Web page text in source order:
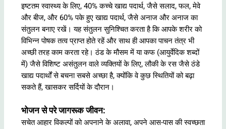
इष्टतम स्वास्थ्य के लिए, 40% कच्चे खाद्य पदार्थ, जैसे सलाद, फल, मेवे
और बीज, और 60% पके हुए खाद्य पदार्थ, जैसे अनाज और अनाज का
संतुलन बनाए रखें। यह संतुलन सुनिश्चित करता है कि आपके शरीर को
विभिन्न पोषक तत्व प्राप्त होते रहें और साथ ही आपका पाचन तंत्र भी
अच्छी तरह काम करता रहे। ठंड के मौसम में या कफ (आयुर्वेदिक शब्दों
में) जैसे विशिष्ट असंतुलन वाले व्यक्तियों के लिए, लौकी के रस जैसे ठंडे
खाद्य पदार्थों से बचना सबसे अच्छा है, क्योंकि वे कुछ स्थितियों को बढ़ा
सकते हैं, खासकर सर्दियों के दौरान।
भोजन से परे जागरूक जीवन:
सचेत आहार विकल्पों को अपनाने के अलावा, अपने आस-पास की स्वच्छता